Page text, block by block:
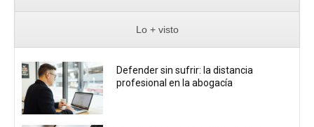
Lo + visto
Defender sin sufrir: la distancia
profesional en la abogacía